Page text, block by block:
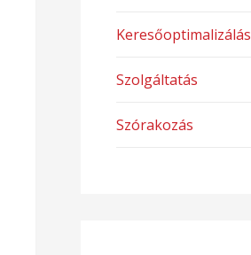
Keresőoptimalizálás
Szolgáltatás
Szórakozás